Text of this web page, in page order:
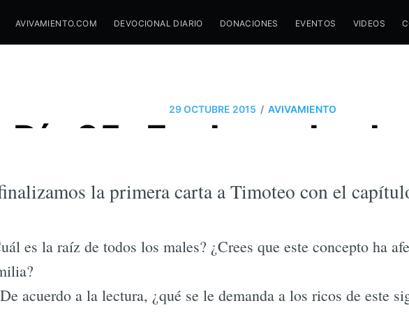
AVIVAMIENTO.COM DEVOCIONAL DIARIO DONACIONES EVENTOS VIDEOS
29 OCTUBRE 2015 / AVIVAMIENTO
Día 25- Explorando el
testamento II
la primera carta a Timoteo con el
es la raíz de todos los males? ¿Crees que este concepto ha
acuerdo a la lectura, ¿qué se le demanda a los ricos de este